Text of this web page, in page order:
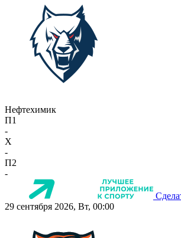
Нефтехимик
П1
-
X
-
П2
-
29 сентября 2026, Вт, 00:00